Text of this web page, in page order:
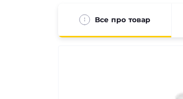
Все про товар